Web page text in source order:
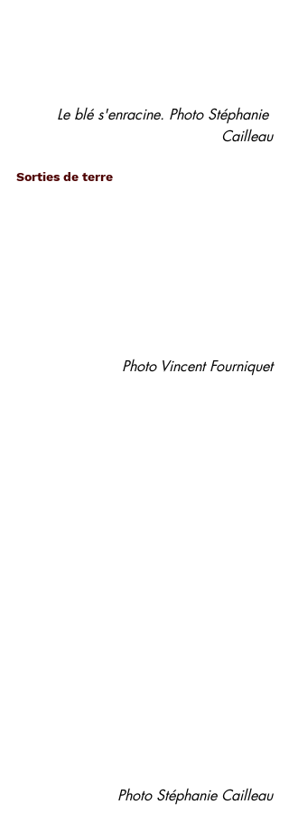
Le blé s'enracine. Photo Stéphanie
Cailleau
Sorties de terre
Photo Vincent Fourniquet
Photo Stéphanie Cailleau